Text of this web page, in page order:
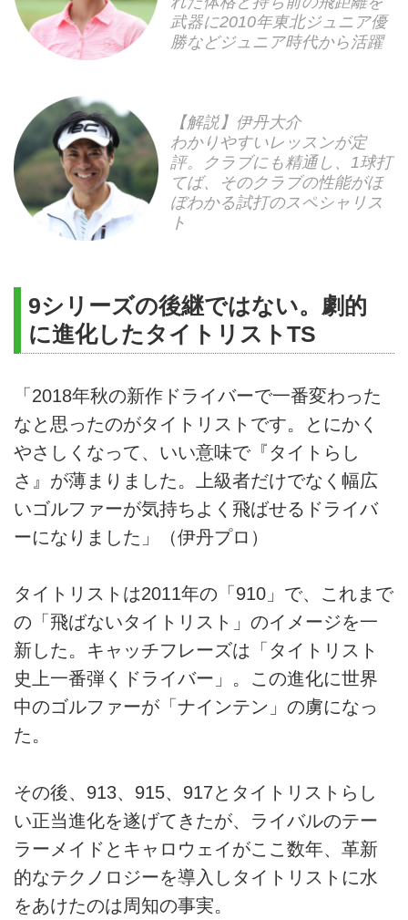
武器に2010年東北ジュニア優
勝などジュニア時代から活躍
【解説】伊丹大介
わかりやすいレッスンが定
評。クラブにも精通し、1球打
てば、そのクラブの性能がほ
ぼわかる試打のスペシャリス
ト
9シリーズの後継ではない。劇的
に進化したタイトリストTS
「2018年秋の新作ドライバーで一番変わった
なと思ったのがタイトリストです。とにかく
やさしくなって、いい意味で『タイトらし
さ』が薄まりました。上級者だけでなく幅広
いゴルファーが気持ちよく飛ばせるドライバ
ーになりました」（伊丹プロ）
タイトリストは2011年の「910」で、これまで
の「飛ばないタイトリスト」のイメージを一
新した。キャッチフレーズは「タイトリスト
史上一番弾くドライバー」。この進化に世界
中のゴルファーが「ナインテン」の虜になっ
た。
その後、913、915、917とタイトリストらし
い正当進化を遂げてきたが、ライバルのテー
ラーメイドとキャロウェイがここ数年、革新
的なテクノロジーを導入しタイトリストに水
をあけたのは周知の事実。